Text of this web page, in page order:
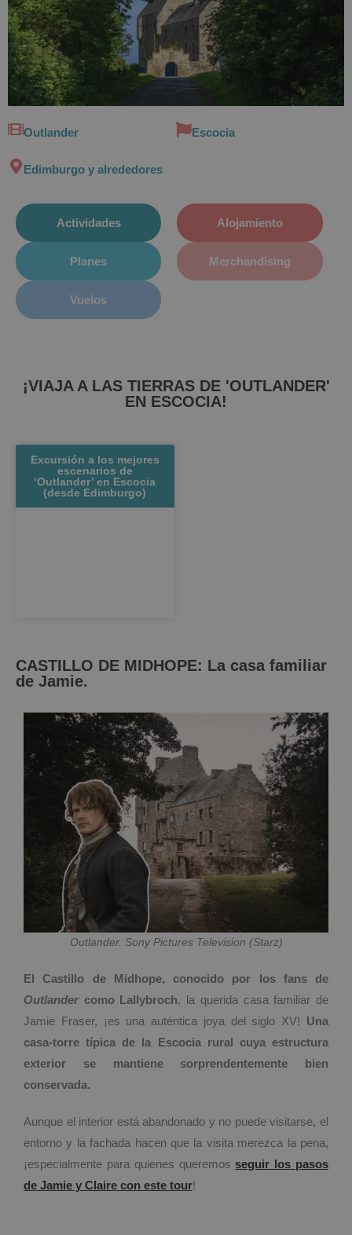
Outlander Escocia
Edimburgo y alrededores
Actividades
Planes
Vuelos
Alojamiento
Merchandising
¡VIAJA A LAS TIERRAS DE 'OUTLANDER'
EN ESCOCIA!
Excursión a los mejores
escenarios de
‘Outlander’ en Escocia
(desde Edimburgo)
CASTILLO DE MIDHOPE: La casa familiar
de Jamie.
Outlander. Sony Pictures Television (Starz)
El Castillo de Midhope, conocido por los fans de
Outlandercomo Lallybroch, la querida casa familiar de
Jamie Fraser, ¡es una auténtica joya del siglo XV! Una
casa-torre típica de la Escocia rural
cuya estructura
exterior se mantiene sorprendentemente bien
conservada.
Aunque el interior está abandonado y no puede visitarse, el
entorno y la fachada hacen que la visita merezca la pena,
¡especialmente para quienes queremos seguir los pasos
de Jamie y Claire con este tour!